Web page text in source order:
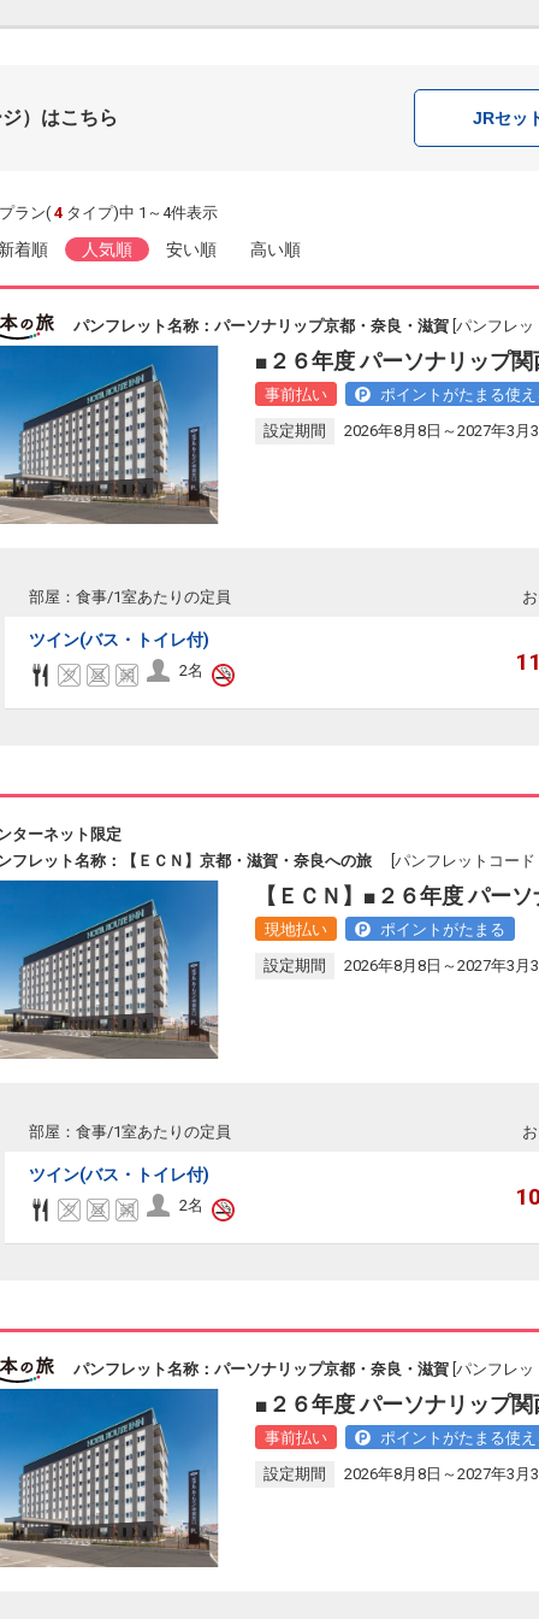
）はこちら JRセッ
プラン( 4 タイプ)中 1～4件表示
着順 人気順 安い順 高い順
パンフレット名称：パーソナリップ京都・奈良・滋賀 [パンフレ
■２６年度 パーソナリップ
事前払い
ポイントがたまる使え
設定期間
2026年8月8日～2027年3月
部屋：食事/1室あたりの定員
ツイン(バス・トイレ付)
2名
ターネット限定
フレット名称：【ＥＣＮ】京都・滋賀・奈良への旅
[パンフレットコー
【ＥＣＮ】■２６年度 パー
現地払い
ポイントがたまる
設定期間
2026年8月8日～2027年3月
部屋：食事/1室あたりの定員
ツイン(バス・トイレ付)
2名
パンフレット名称：パーソナリップ京都・奈良・滋賀 [パンフレ
■２６年度 パーソナリップ
事前払い
ポイントがたまる使え
設定期間
2026年8月8日～2027年3月